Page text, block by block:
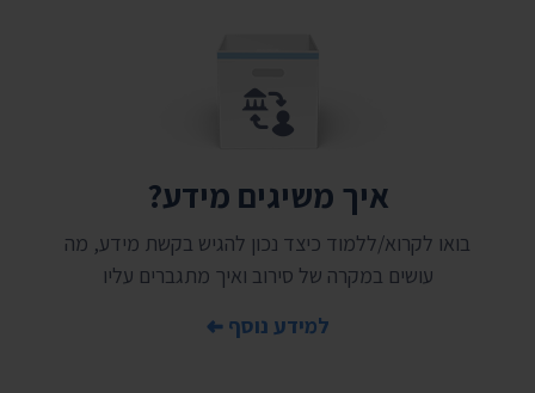
איך משיגים מידע?
בואו לקרוא/ללמוד כיצד נכון להגיש בקשת מידע, מה
עושים במקרה של סירוב ואיך מתגברים עליו
למידע נוסף